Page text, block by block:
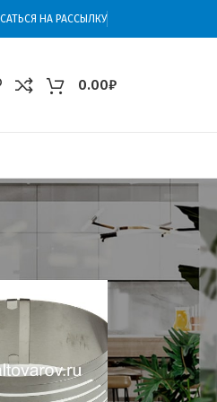
НА РАССЫЛКУ
0.00₽